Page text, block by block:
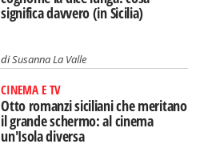
significa davvero (in Sicilia)
diSusanna La Valle
CINEMA E TV
Otto romanzi siciliani che meritano
il grande schermo: al cinema
un'Isola diversa